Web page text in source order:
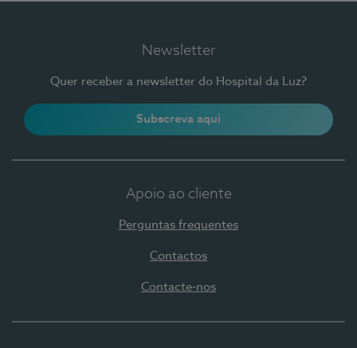
Newsletter
Quer receber a newsletter do Hospital da Luz?
Subscreva aqui
Apoio ao cliente
Perguntas frequentes
Contactos
Contacte-nos